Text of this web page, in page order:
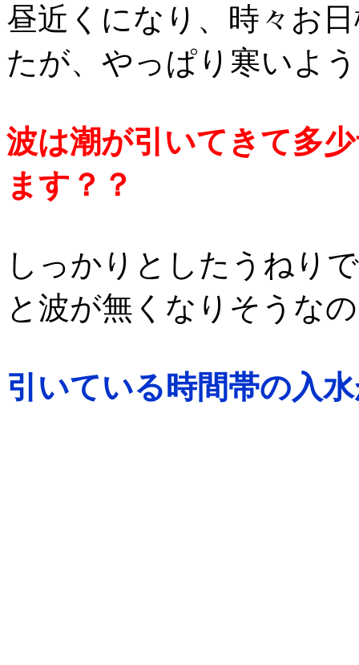
昼近くになり、時々お
たが、やっぱり寒いよ
波は潮が引いてきて多
ます？？
しっかりとしたうねり
と波が無くなりそうな
引いている時間帯の入